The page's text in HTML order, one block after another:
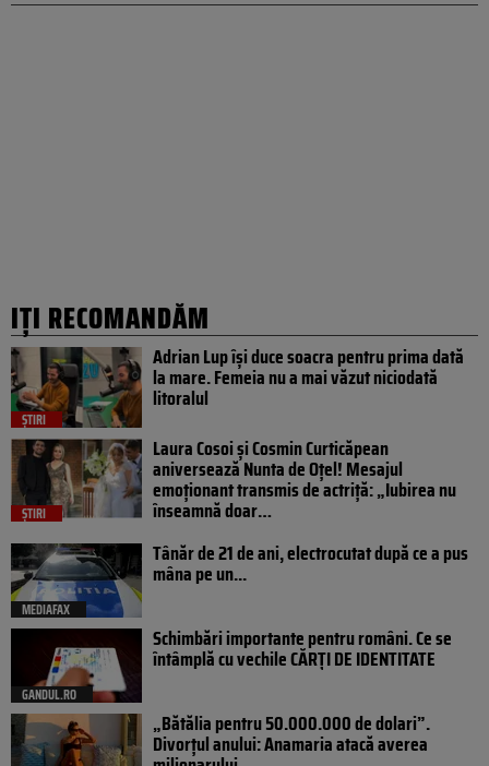
IȚI RECOMANDĂM
ȘTIRI
Adrian Lup își duce soacra pentru prima dată
la mare. Femeia nu a mai văzut niciodată
litoralul
ȘTIRI
Laura Cosoi și Cosmin Curticăpean
aniversează Nunta de Oțel! Mesajul
emoționant transmis de actriță: „Iubirea nu
înseamnă doar…
MEDIAFAX
Tânăr de 21 de ani, electrocutat după ce a pus
mâna pe un...
GANDUL.RO
Schimbări importante pentru români. Ce se
întâmplă cu vechile CĂRȚI DE IDENTITATE
„Bătălia pentru 50.000.000 de dolari”.
Divorțul anului: Anamaria atacă averea